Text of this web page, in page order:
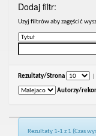
Dodaj filtr:
Uzyj filtrów aby zagęścić
Rezultaty/Strona
Autorzy/
Rezultaty 1-1 z 1 (Czas